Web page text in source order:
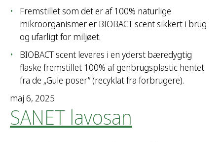
Fremstillet som det er af 100% naturlige
mikroorganismer er BIOBACT scent sikkert i brug
og ufarligt for miljøet.
BIOBACT scent leveres i en yderst bæredygtig
flaske fremstillet 100% af genbrugsplastic hentet
fra de „Gule poser” (recyklat fra forbrugere).
maj 6, 2025
SANET lavosan